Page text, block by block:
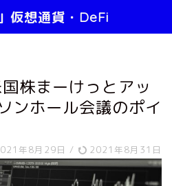
仮想通貨・DeFi
株まーけっとアッ
ンホール会議のポイ
年8月29日 / 2021年8月31日